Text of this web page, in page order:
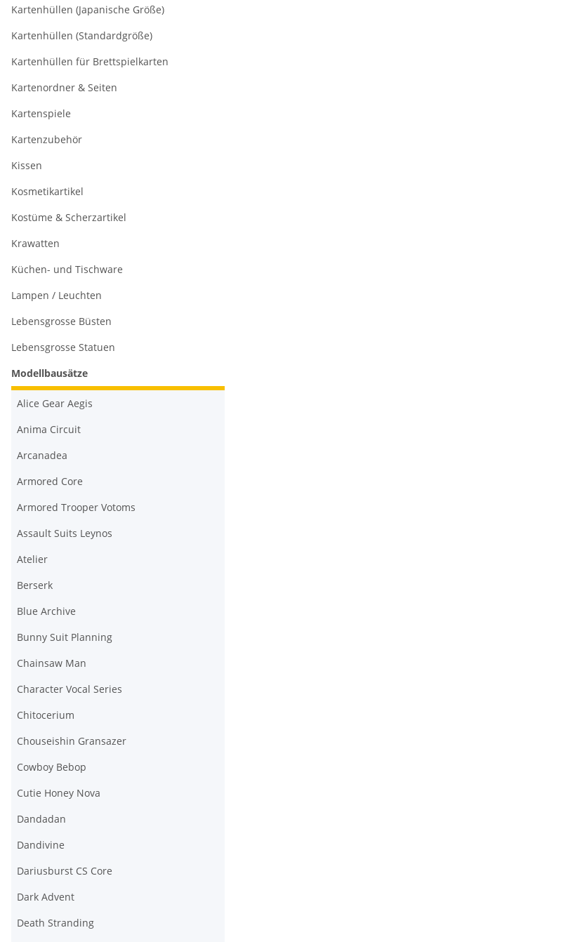
Kartenhüllen (Japanische Größe)
Kartenhüllen (Standardgröße)
Kartenhüllen für Brettspielkarten
Kartenordner & Seiten
Kartenspiele
Kartenzubehör
Kissen
Kosmetikartikel
Kostüme & Scherzartikel
Krawatten
Küchen- und Tischware
Lampen / Leuchten
Lebensgrosse Büsten
Lebensgrosse Statuen
Modellbausätze
Alice Gear Aegis
Anima Circuit
Arcanadea
Armored Core
Armored Trooper Votoms
Assault Suits Leynos
Atelier
Berserk
Blue Archive
Bunny Suit Planning
Chainsaw Man
Character Vocal Series
Chitocerium
Chouseishin Gransazer
Cowboy Bebop
Cutie Honey Nova
Dandadan
Dandivine
Dariusburst CS Core
Dark Advent
Death Stranding